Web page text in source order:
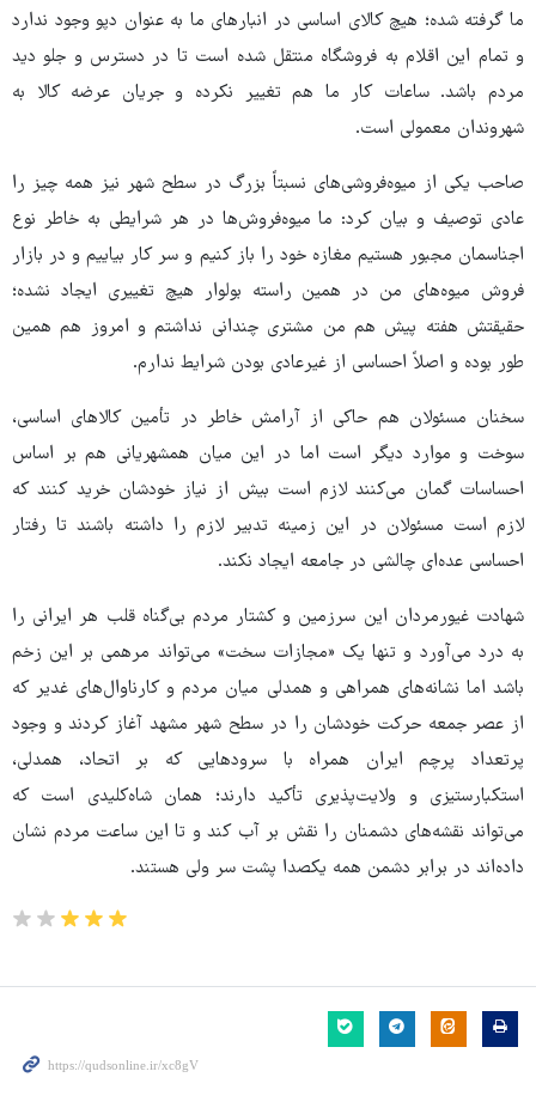
ما گرفته شده؛ هیچ کالای اساسی در انبارهای ما به عنوان دپو وجود ندارد
و تمام این اقلام به فروشگاه منتقل شده است تا در دسترس و جلو دید
مردم باشد. ساعات کار ما هم تغییر نکرده و جریان عرضه کالا به
شهروندان معمولی است.
صاحب یکی از میوه‌فروشی‌های نسبتاً بزرگ در سطح شهر نیز همه چیز را
عادی توصیف و بیان کرد: ما میوه‌فروش‌ها در هر شرایطی به خاطر نوع
اجناسمان مجبور هستیم مغازه خود را باز کنیم و سر کار بیاییم و در بازار
فروش میوه‌های من در همین راسته بولوار هیچ تغییری ایجاد نشده؛
حقیقتش هفته پیش هم من مشتری چندانی نداشتم و امروز هم همین
طور بوده و اصلاً احساسی از غیرعادی بودن شرایط ندارم.
سخنان مسئولان هم حاکی از آرامش خاطر در تأمین کالاهای اساسی،
سوخت و موارد دیگر است اما در این میان همشهریانی هم بر اساس
احساسات گمان می‌کنند لازم است بیش از نیاز خودشان خرید کنند که
لازم است مسئولان در این زمینه تدبیر لازم را داشته باشند تا رفتار
احساسی عده‌ای چالشی در جامعه ایجاد نکند.
شهادت غیورمردان این سرزمین و کشتار مردم بی‌گناه قلب هر ایرانی را
به درد می‌آورد و تنها یک «مجازات سخت» می‌تواند مرهمی بر این زخم
باشد اما نشانه‌های همراهی و همدلی میان مردم و کارناوال‌های غدیر که
از عصر جمعه حرکت خودشان را در سطح شهر مشهد آغاز کردند و وجود
پرتعداد پرچم ایران همراه با سرودهایی که بر اتحاد، همدلی،
استکبارستیزی و ولایت‌پذیری تأکید دارند؛ همان شاه‌کلیدی است که
می‌تواند نقشه‌های دشمنان را نقش بر آب کند و تا این ساعت مردم نشان
داده‌اند در برابر دشمن همه یکصدا پشت سر ولی هستند.